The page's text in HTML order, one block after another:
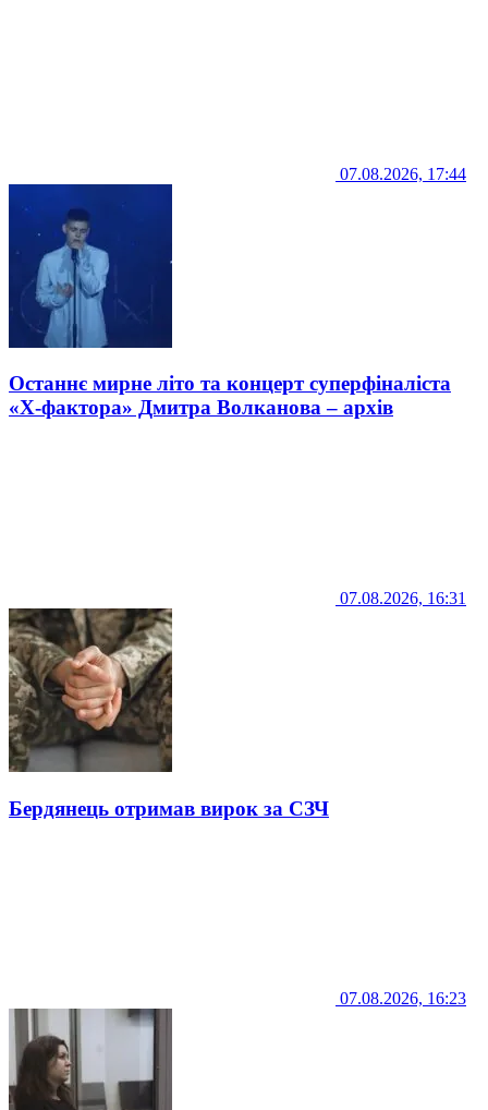
07.08.2026, 17:44
Останнє мирне літо та концерт суперфіналіста
«Х-фактора» Дмитра Волканова – архів
07.08.2026, 16:31
Бердянець отримав вирок за СЗЧ
07.08.2026, 16:23